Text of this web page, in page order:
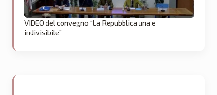
VIDEO del convegno “La Repubblica una e
indivisibile”